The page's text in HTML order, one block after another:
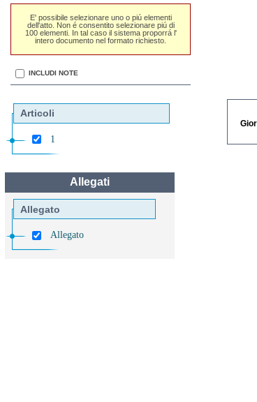
E' possibile selezionare uno o piú elementi
dell'atto. Non é consentito selezionare piú di
100 elementi. In tal caso il sistema proporrá l'
intero documento nel formato richiesto.
INCLUDI NOTE
Articoli
1
Allegati
Allegato
Allegato